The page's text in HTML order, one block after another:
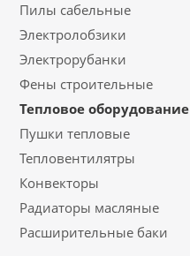
Пилы сабельные
Электролобзики
Электрорубанки
Фены строительные
Тепловое оборудование
Пушки тепловые
Тепловентилятры
Конвекторы
Радиаторы масляные
Расширительные баки